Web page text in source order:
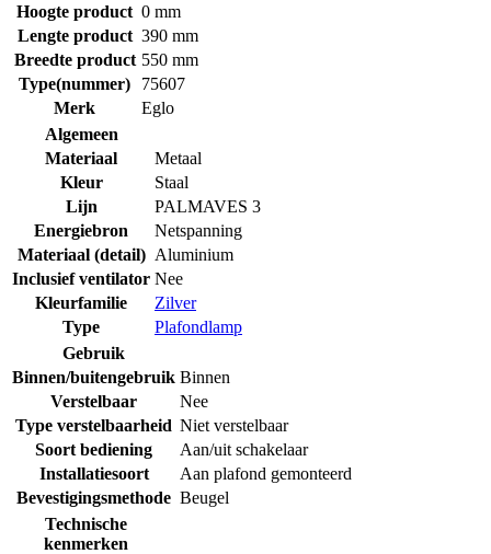
Hoogte product 0 mm
Lengte product 390 mm
Breedte product 550 mm
Type(nummer)
75607
Merk
Eglo
Algemeen
Materiaal
Metaal
Kleur
Staal
Lijn
PALMAVES 3
Energiebron
Netspanning
Materiaal (detail) Aluminium
Inclusief ventilator Nee
Kleurfamilie
Zilver
Type
Plafondlamp
Gebruik
Binnen/buitengebruik Binnen
Verstelbaar
Nee
Type verstelbaarheid Niet verstelbaar
Soort bediening
Aan/uit schakelaar
Installatiesoort
Aan plafond gemonteerd
Bevestigingsmethode Beugel
Technische
kenmerken